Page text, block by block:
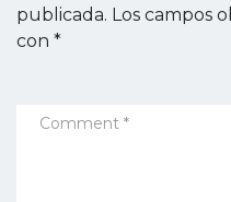
publicada. Los campos
con *